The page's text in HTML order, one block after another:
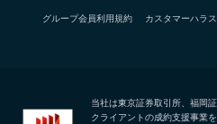
グループ会員利用規約 カスタマーハラ
当社は東京証券取引所、福岡
クライアントの成約支援事業